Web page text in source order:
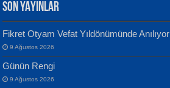
MUSTAFA KELOĞLU
Yarına İz Bırakmak...
Yılmaz Ekinci
Geceye Söylenen...
SON YAYINLAR
Fikret Otyam Vefat Yıldönümünde Anılıyor
9 Ağustos 2026
Günün Rengi
9 Ağustos 2026